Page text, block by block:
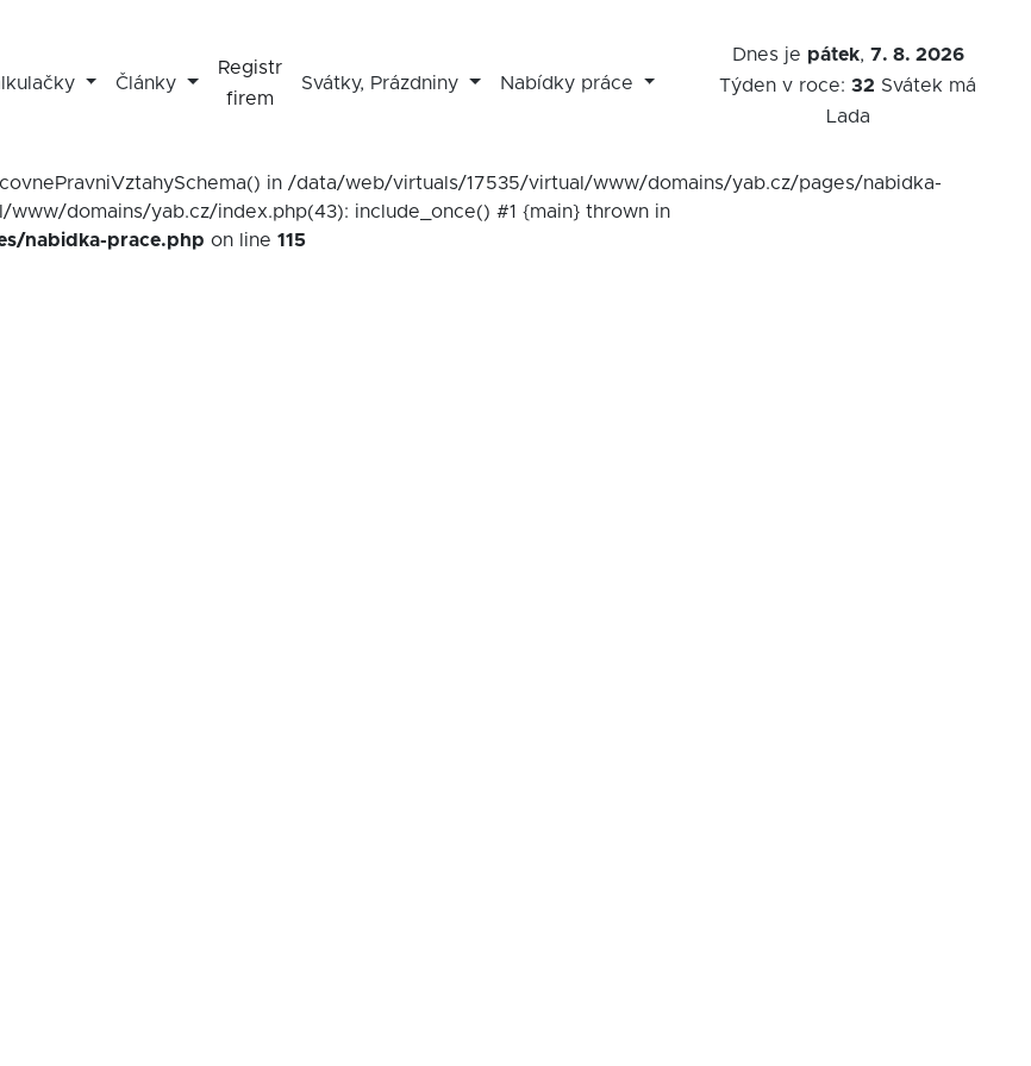
Články
Registr
firem
Svátky, Prázdniny Nabídky práce
Dnes je pátek, 7. 8. 2026
Týden v roce:32 Svátek má
Lada
in /data/web/virtuals/17535/virtual/www/domains/yab.cz/pages/nabidka-
domains/yab.cz/index.php(43): include_once() #1 {main} thrown in
nabidka-prace.php on line 115